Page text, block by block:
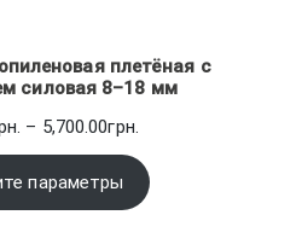
плетёная с
силовая 8–18 мм
– 5,700.00грн.
1,350.00грн.
–
параметры